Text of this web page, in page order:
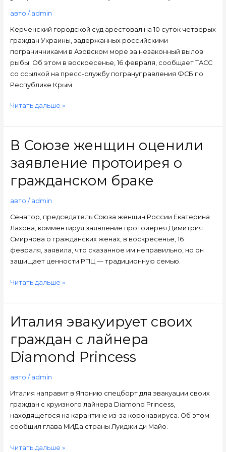
авто / admin
Керченский городской суд арестовал на 10 суток четверых
граждан Украины, задержанных российскими
пограничниками в Азовском море за незаконный вылов
рыбы. Об этом в воскресенье, 16 февраля, сообщает ТАСС
со ссылкой на пресс-службу погрануправления ФСБ по
Республике Крым.
четверых
украинских
браконьеров
Читать дальше »
В Союзе женщин оценили
заявление протоирея о
гражданском браке
авто / admin
Сенатор, председатель Союза женщин России Екатерина
Лахова, комментируя заявление протоиерея Димитрия
Смирнова о гражданских женах, в воскресенье, 16
февраля, заявила, что сказанное им неправильно, но он
защищает ценности РПЦ — традиционную семью.
В
Союзе
женщин
заявление
протоирея
гражданском
браке
Читать дальше »
Италия эвакуирует своих
граждан с лайнера
Diamond Princess
авто / admin
Италия направит в Японию спецборт для эвакуации своих
граждан с круизного лайнера Diamond Princess,
находящегося на карантине из-за коронавируса. Об этом
сообщил глава МИДа страны Луиджи ди Майо.
Италия
эвакуирует
своих
граждан
с
лайнера
Princess
Читать дальше »